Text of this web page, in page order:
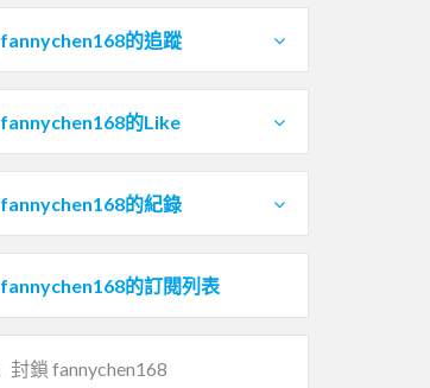
fannychen168的追蹤
fannychen168的Like
fannychen168的紀錄
fannychen168的訂閱列表
封鎖 fannychen168